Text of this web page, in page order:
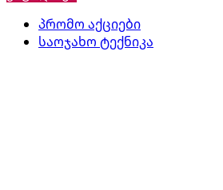
პრომო აქციები
საოჯახო ტექნიკა